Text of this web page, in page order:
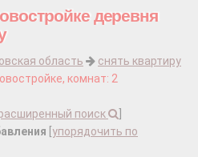
деревня
область
снять квартиру
комнат: 2
поиск
упорядочить по